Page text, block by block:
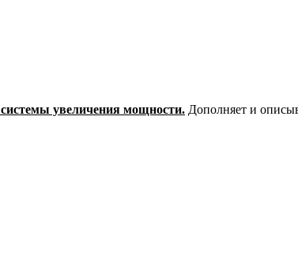
системы увеличения мощности. Дополняет и